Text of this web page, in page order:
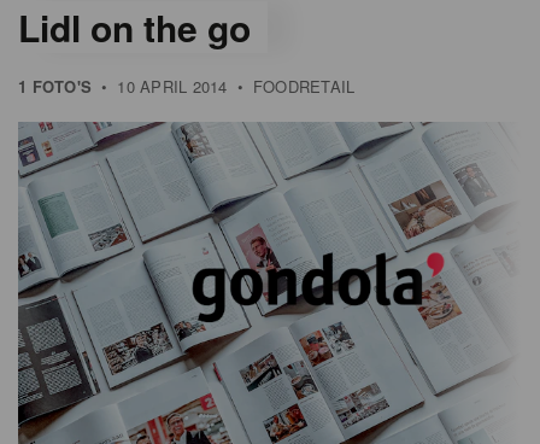
Lidl on the go
1 FOTO'S • 10 APRIL 2014 • FOODRETAIL